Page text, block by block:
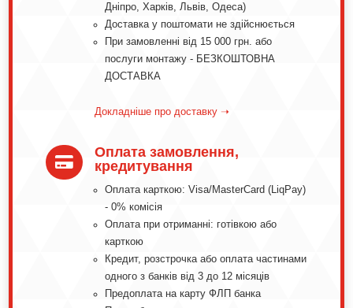
Дніпро, Харків, Львів, Одеса)
Доставка у поштомати не здійснюється
При замовленні від 15 000 грн. або
послуги монтажу - БЕЗКОШТОВНА
ДОСТАВКА
Докладніше про доставку ➝

Оплата замовлення,
кредитування
Оплата карткою: Visa/MasterCard (LiqPay)
- 0% комісія
Оплата при отриманні: готівкою або
карткою
Кредит, розстрочка або оплата частинами
одного з банків від 3 до 12 місяців
Предоплата на карту ФЛП банка